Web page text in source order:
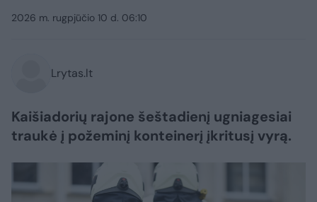
2026 m. rugpjūčio 10 d. 06:10
Lrytas.lt
Kaišiadorių rajone šeštadienį ugniagesiai
traukė į požeminį konteinerį įkritusį vyrą.